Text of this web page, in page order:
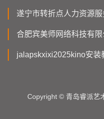
遂宁市转折点人力资源服
合肥宾美师网络科技有限
jalapskxixi2025kino安装
Copyright © 青岛睿派艺